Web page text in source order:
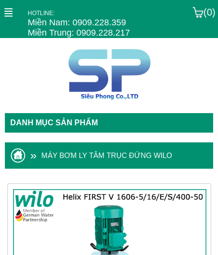
HOTLINE:
Miền Nam: 0909.228.359
Miền Trung: 0909.228.217
(0)
DANH MỤC SẢN PHẨM
» MÁY BƠM LY TÂM TRỤC ĐỨNG WILO